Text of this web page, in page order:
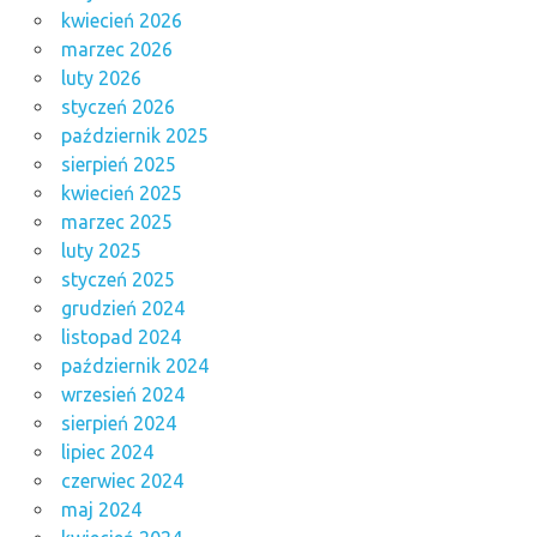
kwiecień 2026
marzec 2026
luty 2026
styczeń 2026
październik 2025
sierpień 2025
kwiecień 2025
marzec 2025
luty 2025
styczeń 2025
grudzień 2024
listopad 2024
październik 2024
wrzesień 2024
sierpień 2024
lipiec 2024
czerwiec 2024
maj 2024